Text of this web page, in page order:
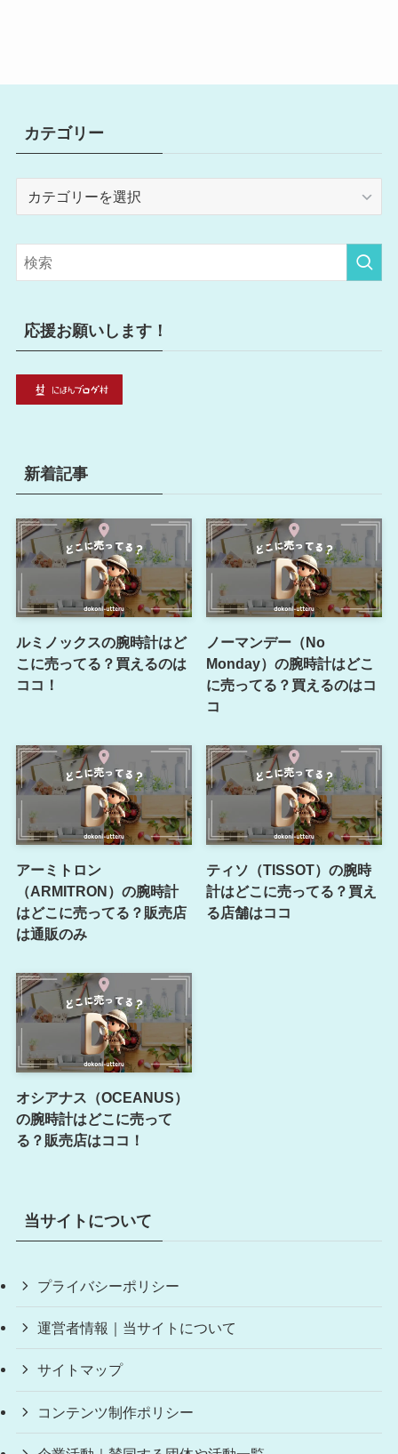
カテゴリー
リ
ー
応援お願いします！
新着記事
ルミノックスの腕時計はど
こに売ってる？買えるのは
ココ！
ノーマンデー（No
Monday）の腕時計はどこ
に売ってる？買えるのはコ
コ
アーミトロン
（ARMITRON）の腕時計
はどこに売ってる？販売店
は通販のみ
ティソ（TISSOT）の腕時
計はどこに売ってる？買え
る店舗はココ
オシアナス（OCEANUS）
の腕時計はどこに売って
る？販売店はココ！
当サイトについて
プライバシーポリシー
運営者情報｜当サイトについて
サイトマップ
コンテンツ制作ポリシー